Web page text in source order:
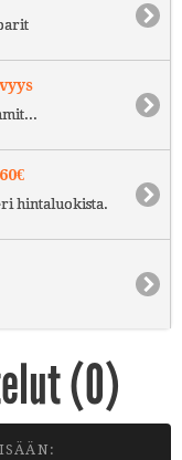
hintaluokista.
(0)